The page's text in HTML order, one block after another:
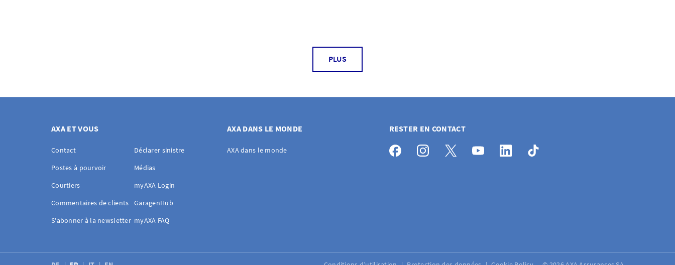
PLUS
AXA ET VOUS
Contact
Déclarer sinistre
Postes à pourvoir
Médias
Courtiers
myAXA Login
Commentaires de clients
GaragenHub
S'abonner à la newsletter myAXA FAQ
AXA DANS LE MONDE
AXA dans le monde
RESTER EN CONTACT